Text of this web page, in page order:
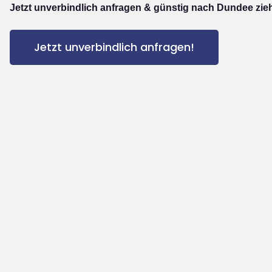
Jetzt unverbindlich anfragen & günstig nach Dundee
Jetzt unverbindlich anfragen!